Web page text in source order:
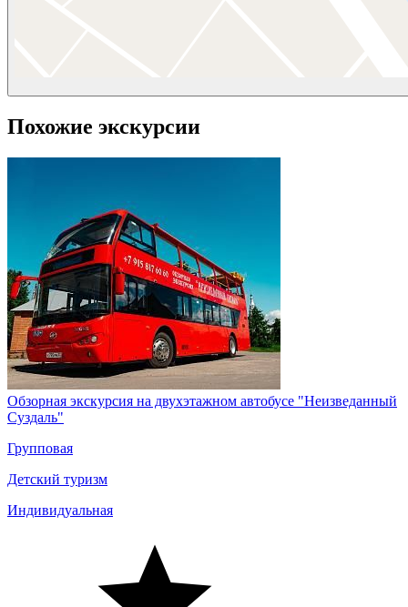
Похожие экскурсии
Обзорная экскурсия на двухэтажном автобусе "Неизведанный
Суздаль"
Групповая
Детский туризм
Индивидуальная